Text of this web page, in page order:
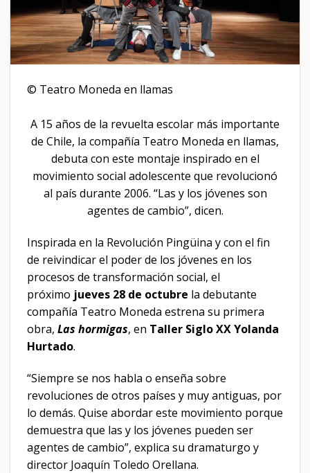
© Teatro Moneda en llamas
A 15 años de la revuelta escolar más importante
de Chile, la compañía Teatro Moneda en llamas,
debuta con este montaje inspirado en el
movimiento social adolescente que revolucionó
al país durante 2006. “Las y los jóvenes son
agentes de cambio”, dicen.
Inspirada en la Revolución Pingüina y con el fin
de reivindicar el poder de los jóvenes en los
procesos de transformación social, el
próximo jueves 28 de octubre la debutante
compañía Teatro Moneda estrena su primera
obra, Las hormigas, en Taller Siglo XX Yolanda
Hurtado.
“Siempre se nos habla o enseña sobre
revoluciones de otros países y muy antiguas, por
lo demás. Quise abordar este movimiento porque
demuestra que las y los jóvenes pueden ser
agentes de cambio”, explica su dramaturgo y
director Joaquín Toledo Orellana.